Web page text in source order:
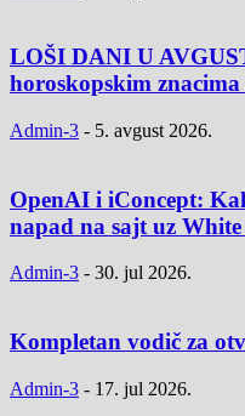
LOŠI DANI U
horoskopskim
Admin-3 - 5. avgust 2026.
OpenAI i iConcept:
napad na sajt uz
Admin-3 - 30. jul 2026.
Kompletan vodič za
Admin-3 - 17. jul 2026.